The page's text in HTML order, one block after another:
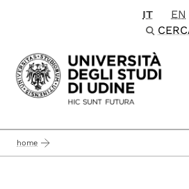
Passa al contenuto
IT EN
home